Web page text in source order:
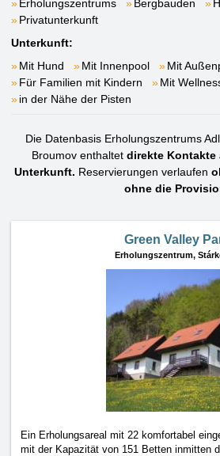
Erholungszentrums
Bergbauden
Privatunterkunft
Unterkunft:
Mit Hund
Mit Innenpool
Mit
Für Familien mit Kindern
Mit
in der Nähe der Pisten
Die Datenbasis Erholungszentrums
Broumov enthaltet direkte Kontakte
Unterkunft. Reservierungen verlaufen
ohne die
Green Valley
Erholungszentrum,
Ein Erholungsareal mit 22 komfortabel
mit der Kapazität von 151 Betten inmitten